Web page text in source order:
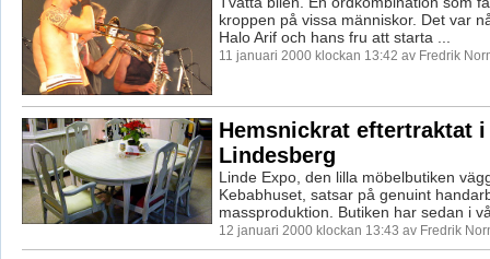
kroppen på vissa människor. Det var
Halo Arif och hans fru att starta ...
11 januari 2000 klockan 13:42 av Fredrik
Hemsnickrat eftertraktat i
Lindesberg
Linde Expo, den lilla möbelbutiken
Kebabhuset, satsar på genuint
massproduktion. Butiken har sedan i
12 januari 2000 klockan 13:43 av Fredrik